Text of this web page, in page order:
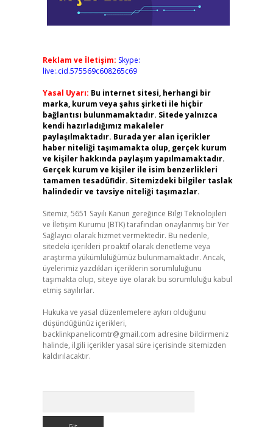
Reklam ve İletişim: Skype:
live:.cid.575569c608265c69
Yasal Uyarı: Bu internet sitesi, herhangi bir
marka, kurum veya şahıs şirketi ile hiçbir
bağlantısı bulunmamaktadır. Sitede yalnızca
kendi hazırladığımız makaleler
paylaşılmaktadır. Burada yer alan içerikler
haber niteliği taşımamakta olup, gerçek kurum
ve kişiler hakkında paylaşım yapılmamaktadır.
Gerçek kurum ve kişiler ile isim benzerlikleri
tamamen tesadüfidir. Sitemizdeki bilgiler taslak
halindedir ve tavsiye niteliği taşımazlar.
Sitemiz, 5651 Sayılı Kanun gereğince Bilgi Teknolojileri
ve İletişim Kurumu (BTK) tarafından onaylanmış bir Yer
Sağlayıcı olarak hizmet vermektedir. Bu nedenle,
sitedeki içerikleri proaktif olarak denetleme veya
araştırma yükümlülüğümüz bulunmamaktadır. Ancak,
üyelerimiz yazdıkları içeriklerin sorumluluğunu
taşımakta olup, siteye üye olarak bu sorumluluğu kabul
etmiş sayılırlar.
Hukuka ve yasal düzenlemelere aykırı olduğunu
düşündüğünüz içerikleri,
backlinkpanelicomtr@gmail.com adresine bildirmeniz
halinde, ilgili içerikler yasal süre içerisinde sitemizden
kaldırılacaktır.